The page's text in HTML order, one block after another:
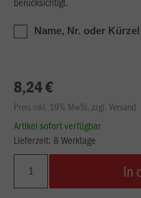
Name, Nr. oder
8,24 €
Preis inkl. 19% MwSt. zzgl. Versand
Artikel sofort verfügbar
Lieferzeit: 8 Werktage
In